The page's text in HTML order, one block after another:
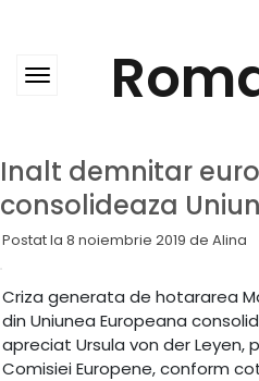
Inalt demnitar
consolideaza
Postat la 8 noiembrie 2019 de Alina
Criza generata de hotararea
din Uniunea Europeana
apreciat Ursula von der Leyen,
Comisiei Europene, conform